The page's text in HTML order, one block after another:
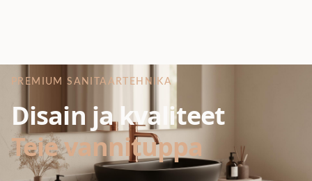
PREMIUM SANITAARTEHNIKA
Disain ja kvaliteet
Teie vannituppa